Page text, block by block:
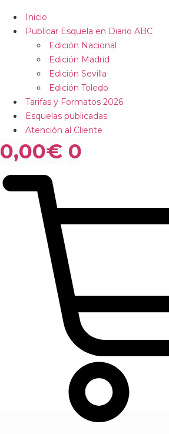
Inicio
Publicar Esquela en Diario ABC
Edición Nacional
Edición Madrid
Edición Sevilla
Edición Toledo
Tarifas y Formatos 2026
Esquelas publicadas
Atención al Cliente
0,00€ 0